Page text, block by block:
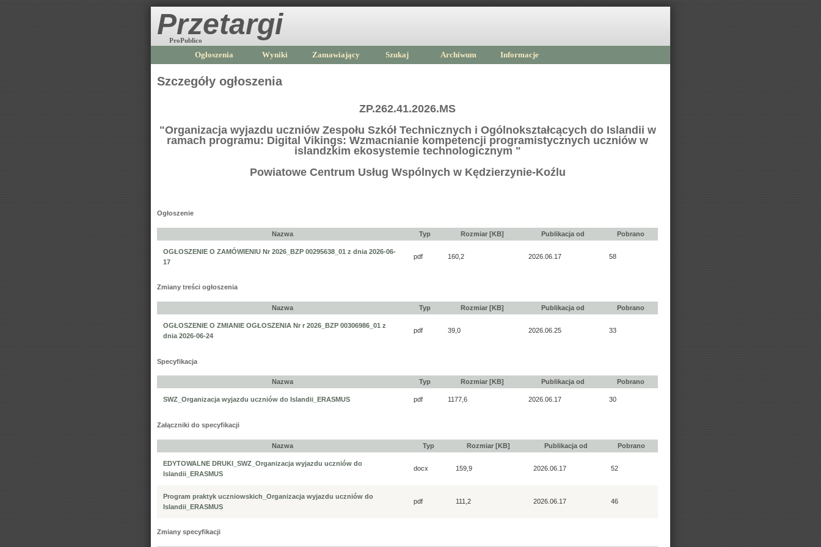
Przetargi
ProPublico
Ogłoszenia Wyniki Zamawiający Szukaj Archiwum Informacje
Szczegóły ogłoszenia
ZP.262.41.2026.MS
"Organizacja wyjazdu uczniów Zespołu Szkół Technicznych i Ogólnokształcących do Islandii w
ramach programu: Digital Vikings: Wzmacnianie kompetencji programistycznych uczniów w
islandzkim ekosystemie technologicznym "
Powiatowe Centrum Usług Wspólnych w Kędzierzynie-Koźlu
Ogłoszenie
Nazwa Typ Rozmiar [KB] Publikacja od Pobrano
OGŁOSZENIE O ZAMÓWIENIU Nr 2026_BZP 00295638_01 z dnia 2026-06-
17
pdf 160,2 2026.06.17 58
Zmiany treści ogłoszenia
Nazwa Typ Rozmiar [KB] Publikacja od Pobrano
OGŁOSZENIE O ZMIANIE OGŁOSZENIA Nr r 2026_BZP 00306986_01 z
dnia 2026-06-24
pdf 39,0 2026.06.25 33
Specyfikacja
Nazwa Typ Rozmiar [KB] Publikacja od Pobrano
SWZ_Organizacja wyjazdu uczniów do Islandii_ERASMUS pdf 1177,6 2026.06.17 30
Załączniki do specyfikacji
Nazwa Typ Rozmiar [KB] Publikacja od Pobrano
EDYTOWALNE DRUKI_SWZ_Organizacja wyjazdu uczniów do
Islandii_ERASMUS
docx 159,9 2026.06.17 52
Program praktyk uczniowskich_Organizacja wyjazdu uczniów do
Islandii_ERASMUS
pdf 111,2 2026.06.17 46
Zmiany specyfikacji